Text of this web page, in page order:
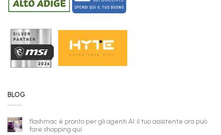
BLOG
flashmac è pronto per gli agenti AI: il tuo assistente ora può
fare shopping qui